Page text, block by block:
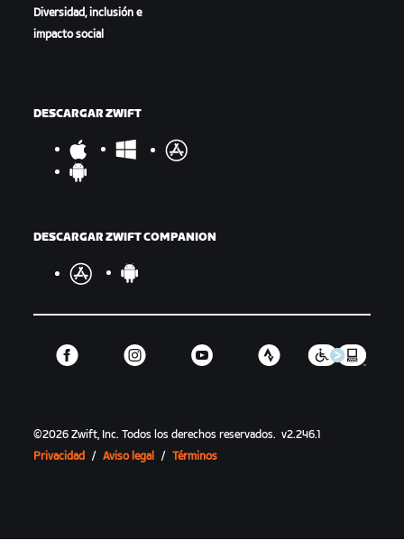
Diversidad, inclusión e
impacto social
DESCARGAR ZWIFT
DESCARGAR ZWIFT COMPANION
©2026 Zwift, Inc.Todos los derechos reservados. v2.246.1
Privacidad / Aviso legal / Términos